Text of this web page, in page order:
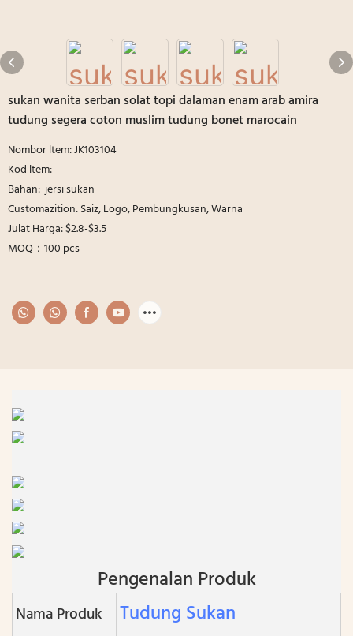
sukan wanita serban solat topi dalaman enam arab amira
tudung segera coton muslim tudung bonet marocain
Nombor ltem: JK103104
Kod ltem:
Bahan: jersi sukan
Customazition: Saiz, Logo, Pembungkusan, Warna
Julat Harga: $2.8-$3.5
MOQ：100 pcs
Pengenalan Produk
Nama Produk Tudung Sukan